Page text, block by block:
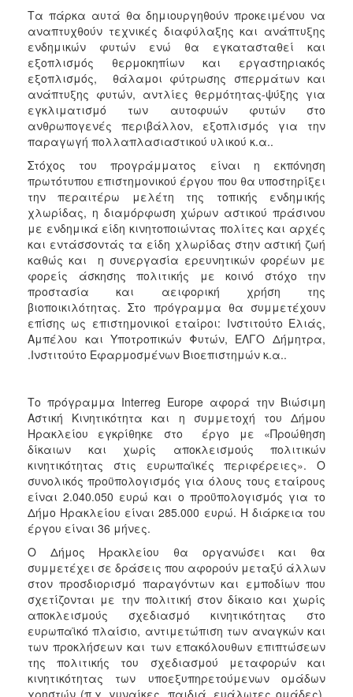
Τα πάρκα αυτά θα δημιουργηθούν προκειμένου να
αναπτυχθούν τεχνικές διαφύλαξης και ανάπτυξης
ενδημικών φυτών ενώ θα εγκατασταθεί και
εξοπλισμός θερμοκηπίων και εργαστηριακός
εξοπλισμός, θάλαμοι φύτρωσης σπερμάτων και
ανάπτυξης φυτών, αντλίες θερμότητας-ψύξης για
εγκλιματισμό των αυτοφυών φυτών στο
ανθρωπογενές περιβάλλον, εξοπλισμός για την
παραγωγή πολλαπλασιαστικού υλικού κ.α..
Στόχος του προγράμματος είναι η εκπόνηση
πρωτότυπου επιστημονικού έργου που θα υποστηρίξει
την περαιτέρω μελέτη της τοπικής ενδημικής
χλωρίδας, η διαμόρφωση χώρων αστικού πράσινου
με ενδημικά είδη κινητοποιώντας πολίτες και αρχές
και εντάσσοντάς τα είδη χλωρίδας στην αστική ζωή
καθώς και η συνεργασία ερευνητικών φορέων με
φορείς άσκησης πολιτικής με κοινό στόχο την
προστασία και αειφορική χρήση της
βιοποικιλότητας. Στο πρόγραμμα θα συμμετέχουν
επίσης ως επιστημονικοί εταίροι: Ινστιτούτο Ελιάς,
Αμπέλου και Υποτροπικών Φυτών, ΕΛΓΟ Δήμητρα,
.Ινστιτούτο Εφαρμοσμένων Βιοεπιστημών κ.α..
Το πρόγραμμα Interreg Europe αφορά την Βιώσιμη
Αστική Κινητικότητα και η συμμετοχή του Δήμου
Ηρακλείου εγκρίθηκε στο έργο με «Προώθηση
δίκαιων και χωρίς αποκλεισμούς πολιτικών
κινητικότητας στις ευρωπαϊκές περιφέρειες». Ο
συνολικός προϋπολογισμός για όλους τους εταίρους
είναι 2.040.050 ευρώ και ο προϋπολογισμός για το
Δήμο Ηρακλείου είναι 285.000 ευρώ. Η διάρκεια του
έργου είναι 36 μήνες.
Ο Δήμος Ηρακλείου θα οργανώσει και θα
συμμετέχει σε δράσεις που αφορούν μεταξύ άλλων
στον προσδιορισμό παραγόντων και εμποδίων που
σχετίζονται με την πολιτική στον δίκαιο και χωρίς
αποκλεισμούς σχεδιασμό κινητικότητας στο
ευρωπαϊκό πλαίσιο, αντιμετώπιση των αναγκών και
των προκλήσεων και των επακόλουθων επιπτώσεων
της πολιτικής του σχεδιασμού μεταφορών και
κινητικότητας των υποεξυπηρετούμενων ομάδων
χρηστών (π.χ. γυναίκες, παιδιά, ευάλωτες ομάδες),